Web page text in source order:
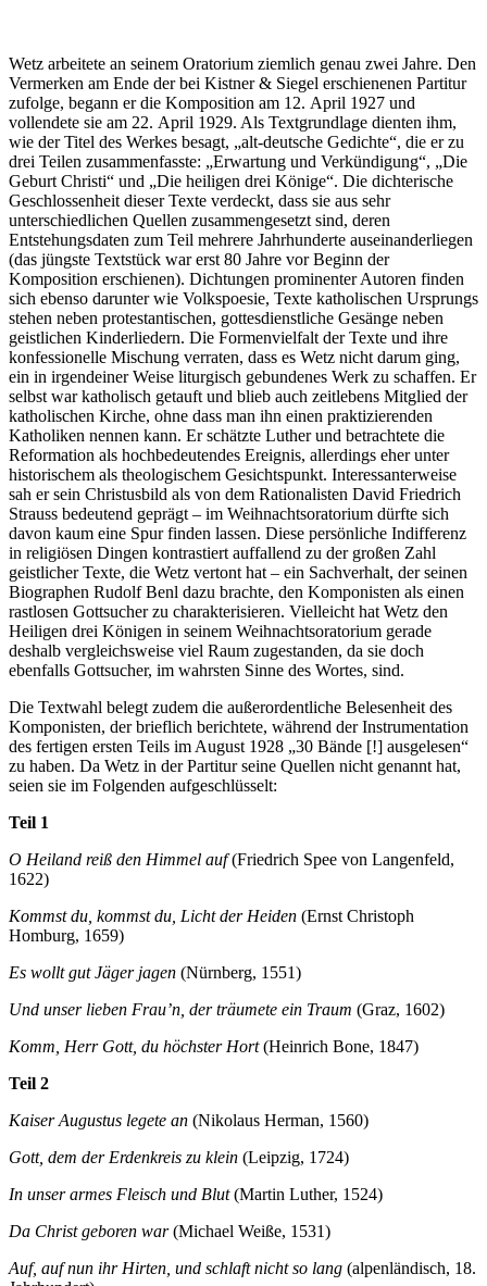
Wetz arbeitete an seinem Oratorium ziemlich genau zwei Jahre. Den
Vermerken am Ende der bei Kistner & Siegel erschienenen Partitur
zufolge, begann er die Komposition am 12. April 1927 und
vollendete sie am 22. April 1929. Als Textgrundlage dienten ihm,
wie der Titel des Werkes besagt, „alt-deutsche Gedichte“, die er zu
drei Teilen zusammenfasste: „Erwartung und Verkündigung“, „Die
Geburt Christi“ und „Die heiligen drei Könige“. Die dichterische
Geschlossenheit dieser Texte verdeckt, dass sie aus sehr
unterschiedlichen Quellen zusammengesetzt sind, deren
Entstehungsdaten zum Teil mehrere Jahrhunderte auseinanderliegen
(das jüngste Textstück war erst 80 Jahre vor Beginn der
Komposition erschienen). Dichtungen prominenter Autoren finden
sich ebenso darunter wie Volkspoesie, Texte katholischen Ursprungs
stehen neben protestantischen, gottesdienstliche Gesänge neben
geistlichen Kinderliedern. Die Formenvielfalt der Texte und ihre
konfessionelle Mischung verraten, dass es Wetz nicht darum ging,
ein in irgendeiner Weise liturgisch gebundenes Werk zu schaffen. Er
selbst war katholisch getauft und blieb auch zeitlebens Mitglied der
katholischen Kirche, ohne dass man ihn einen praktizierenden
Katholiken nennen kann. Er schätzte Luther und betrachtete die
Reformation als hochbedeutendes Ereignis, allerdings eher unter
historischem als theologischem Gesichtspunkt. Interessanterweise
sah er sein Christusbild als von dem Rationalisten David Friedrich
Strauss bedeutend geprägt – im Weihnachtsoratorium dürfte sich
davon kaum eine Spur finden lassen. Diese persönliche Indifferenz
in religiösen Dingen kontrastiert auffallend zu der großen Zahl
geistlicher Texte, die Wetz vertont hat – ein Sachverhalt, der seinen
Biographen Rudolf Benl dazu brachte, den Komponisten als einen
rastlosen Gottsucher zu charakterisieren. Vielleicht hat Wetz den
Heiligen drei Königen in seinem Weihnachtsoratorium gerade
deshalb vergleichsweise viel Raum zugestanden, da sie doch
ebenfalls Gottsucher, im wahrsten Sinne des Wortes, sind.
Die Textwahl belegt zudem die außerordentliche Belesenheit des
Komponisten, der brieflich berichtete, während der Instrumentation
des fertigen ersten Teils im August 1928 „30 Bände [!] ausgelesen“
zu haben. Da Wetz in der Partitur seine Quellen nicht genannt hat,
seien sie im Folgenden aufgeschlüsselt:
Teil 1
O Heiland reiß den Himmel auf(Friedrich Spee von Langenfeld,
1622)
Kommst du, kommst du, Licht der Heiden (Ernst Christoph
Homburg, 1659)
Es wollt gut Jäger jagen (Nürnberg, 1551)
Und unser lieben Frau’n, der träumete ein Traum (Graz, 1602)
Komm, Herr Gott, du höchster Hort(Heinrich Bone, 1847)
Teil 2
Kaiser Augustus legete an (Nikolaus Herman, 1560)
Gott, dem der Erdenkreis zu klein (Leipzig, 1724)
In unser armes Fleisch und Blut(Martin Luther, 1524)
Da Christ geboren war(Michael Weiße, 1531)
Auf, auf nun ihr Hirten, und schlaft nicht so lang (alpenländisch, 18.